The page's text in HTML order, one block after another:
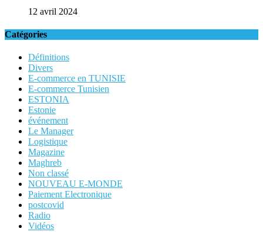
12 avril 2024
Catégories
Définitions
Divers
E-commerce en TUNISIE
E-commerce Tunisien
ESTONIA
Estonie
événement
Le Manager
Logistique
Magazine
Maghreb
Non classé
NOUVEAU E-MONDE
Paiement Electronique
postcovid
Radio
Vidéos